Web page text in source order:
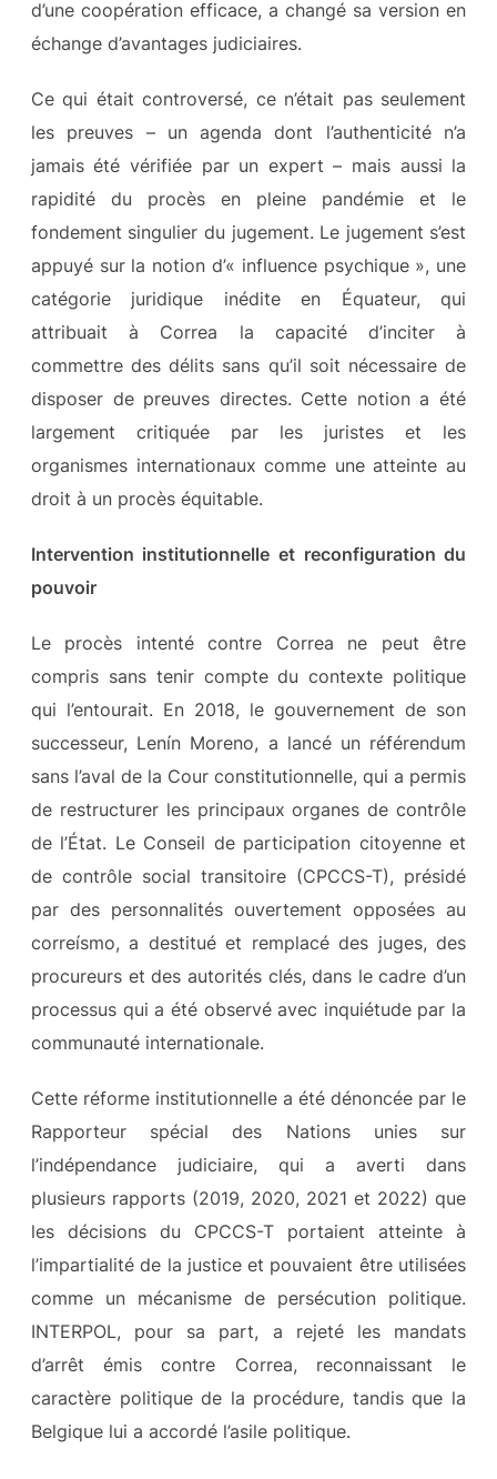
d’une coopération efficace, a changé sa version en
échange d’avantages judiciaires.
Ce qui était controversé, ce n’était pas seulement
les preuves – un agenda dont l’authenticité n’a
jamais été vérifiée par un expert – mais aussi la
rapidité du procès en pleine pandémie et le
fondement singulier du jugement. Le jugement s’est
appuyé sur la notion d’« influence psychique », une
catégorie juridique inédite en Équateur, qui
attribuait à Correa la capacité d’inciter à
commettre des délits sans qu’il soit nécessaire de
disposer de preuves directes. Cette notion a été
largement critiquée par les juristes et les
organismes internationaux comme une atteinte au
droit à un procès équitable.
Intervention institutionnelle et reconfiguration du
pouvoir
Le procès intenté contre Correa ne peut être
compris sans tenir compte du contexte politique
qui l’entourait. En 2018, le gouvernement de son
successeur, Lenín Moreno, a lancé un référendum
sans l’aval de la Cour constitutionnelle, qui a permis
de restructurer les principaux organes de contrôle
de l’État. Le Conseil de participation citoyenne et
de contrôle social transitoire (CPCCS-T), présidé
par des personnalités ouvertement opposées au
correísmo, a destitué et remplacé des juges, des
procureurs et des autorités clés, dans le cadre d’un
processus qui a été observé avec inquiétude par la
communauté internationale.
Cette réforme institutionnelle a été dénoncée par le
Rapporteur spécial des Nations unies sur
l’indépendance judiciaire, qui a averti dans
plusieurs rapports (2019, 2020, 2021 et 2022) que
les décisions du CPCCS-T portaient atteinte à
l’impartialité de la justice et pouvaient être utilisées
comme un mécanisme de persécution politique.
INTERPOL, pour sa part, a rejeté les mandats
d’arrêt émis contre Correa, reconnaissant le
caractère politique de la procédure, tandis que la
Belgique lui a accordé l’asile politique.